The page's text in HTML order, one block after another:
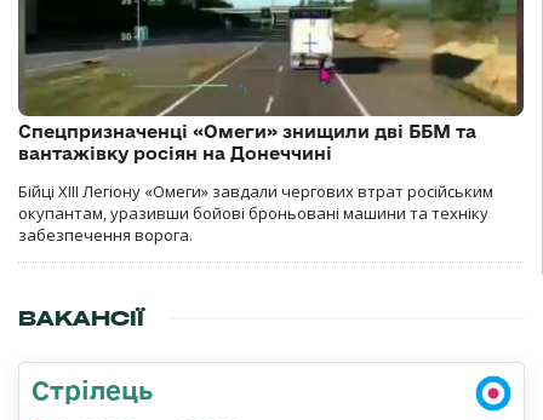
Спецпризначенці «Омеги» знищили дві ББМ та
вантажівку росіян на Донеччині
Бійці ХІІІ Легіону «Омеги» завдали чергових втрат російським
окупантам, уразивши бойові броньовані машини та техніку
забезпечення ворога.
ВАКАНСІЇ
Стрілець